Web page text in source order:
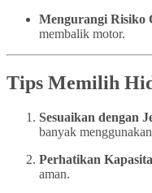
Mengurangi Risiko
membalik motor.
Tips Memilih
Sesuaikan dengan
banyak
Perhatikan
aman.